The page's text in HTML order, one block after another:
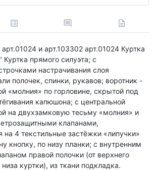
и арт.103302 арт.01024 Куртка
прямого силуэта; с
настрачивания слоя
полочек, спинки, рукавов; воротник -
«молния» по горловине, скрытой под
капюшона; с центральной
на двухзамковую тесьму «молния» и
клапанами,
на 4 текстильные застёжки «липучки»
кнопку, по низу планки; с внутренним
правой полочки (от верхнего
куртки), из ткани подкладка.